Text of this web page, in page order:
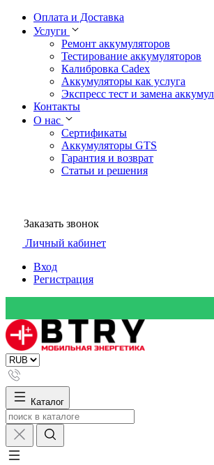
Оплата и Доставка
Услуги
Ремонт аккумуляторов
Тестирование аккумуляторов
Калибровка Cadex
Аккумуляторы как услуга
Экспресс тест и замена
Контакты
О нас
Сертификаты
Аккумуляторы GTS
Гарантия и возврат
Статьи и решения
Заказать звонок
Личный кабинет
Вход
Регистрация
Каталог